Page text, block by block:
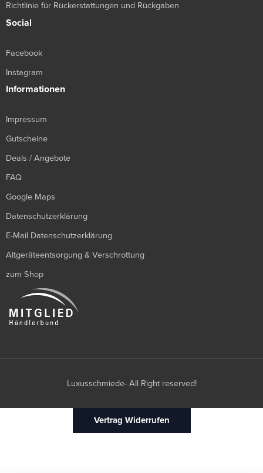
Richtlinie für Rückerstattungen und Rückgaben
Social
Facebook
Instagram
Informationen
Impressum
Gutscheine
Deals / Angebote
FAQ
Google Maps
Datenschutzerklärung
E-Mail Datenschutzerklärung
Altgeräteentsorgung & Verschrottung
zum Shop
Luxusschmiede- All Right reserved!
Vertrag Widerrufen